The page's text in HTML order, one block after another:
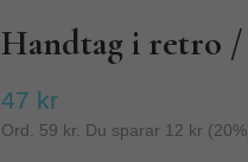
Handtag i retro
47 kr
Ord. 59 kr. Du sparar 12 kr (20